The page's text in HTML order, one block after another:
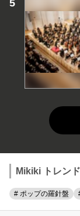
Mikiki トレンド
# ポップの羅針盤